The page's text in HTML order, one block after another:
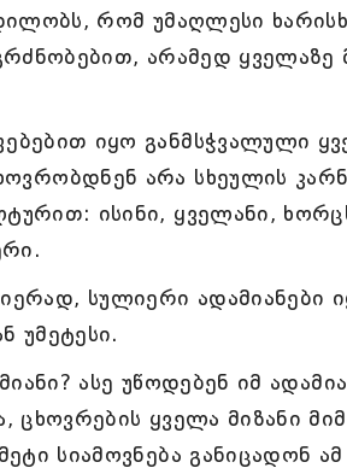
რომ უმაღლესი
არამედ
იყო განმსჭვალული
არა სხეულის
ისინი, ყველანი,
სულიერი ადამიანები
უმეტესი.
ასე უწოდებენ იმ
ცხოვრების ყველა მიზანი
სიამოვნება განიცადონ